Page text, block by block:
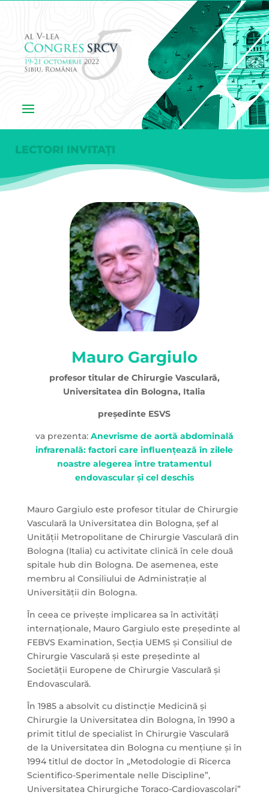
LECTORI INVITAȚI
Mauro Gargiulo
profesor titular de Chirurgie Vasculară,
Universitatea din Bologna, Italia
președinte ESVS
va prezenta: Anevrisme de aortă abdominală
infrarenală: factori care influențează în zilele
noastre alegerea între tratamentul
endovascular și cel deschis
Mauro Gargiulo este profesor titular de Chirurgie
Vasculară la Universitatea din Bologna, șef al
Unității Metropolitane de Chirurgie Vasculară din
Bologna (Italia) cu activitate clinică în cele două
spitale hub din Bologna. De asemenea, este
membru al Consiliului de Administrație al
Universității din Bologna.
În ceea ce privește implicarea sa în activități
internaționale, Mauro Gargiulo este președinte al
FEBVS Examination, Secția UEMS și Consiliul de
Chirurgie Vasculară și este președinte al
Societății Europene de Chirurgie Vasculară și
Endovasculară.
În 1985 a absolvit cu distincție Medicină și
Chirurgie la Universitatea din Bologna, în 1990 a
primit titlul de specialist în Chirurgie Vasculară
de la Universitatea din Bologna cu mențiune și în
1994 titlul de doctor în „Metodologie di Ricerca
Scientifico-Sperimentale nelle Discipline”,
Universitatea Chirurgiche Toraco-Cardiovascolari”